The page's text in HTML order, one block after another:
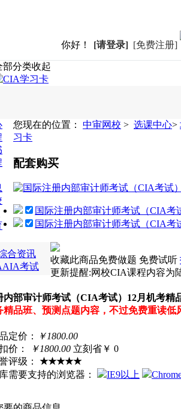
你好！ [请登录] [免费注册]
部分类收起
合资讯
考试
您现在的位置： 中审网校 > 选课中心>
习卡
收藏此商品免费做题 免费试听
更新提醒:网校CIA课程内容为
内部审计师考试（CIA考试）12月机考精
精品班、预测点题内容，不过免费重读
定价：
￥1800.00
价：
￥1800.00 立刻省￥ 0
评级：
★★★★★
需要支持的浏览器：
IE9以上
配套购买
国际注册内部审计师考试（CIA考
国际注册内部审计师考试（CIA考